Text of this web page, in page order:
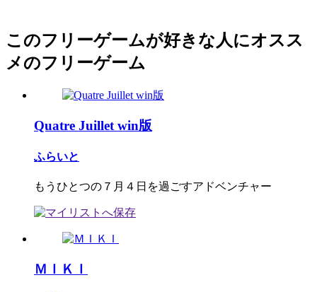
このフリーゲームが好きな人にオスス
メのフリーゲーム
Quatre Juillet win版
ふらいと
もうひとつの７月４日を過ごすアドベンチャー
ＭＩＫＩ